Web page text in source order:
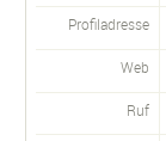
Profiladresse
Web
Ruf